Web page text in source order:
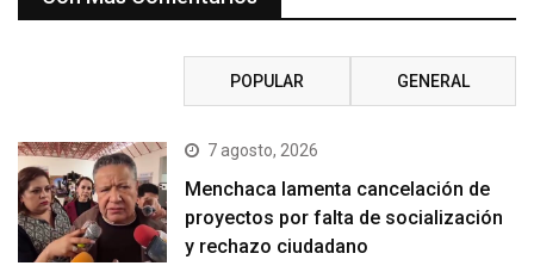
POPULAR GENERAL
7 agosto, 2026
Menchaca lamenta cancelación de
proyectos por falta de socialización
y rechazo ciudadano